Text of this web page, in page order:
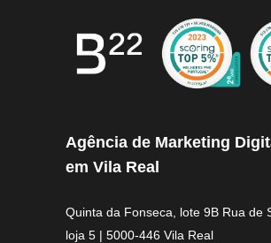
Agência de Marketing
em Vila Real
Quinta da Fonseca, lote 9B Rua de
loja 5 | 5000-446 Vila Real